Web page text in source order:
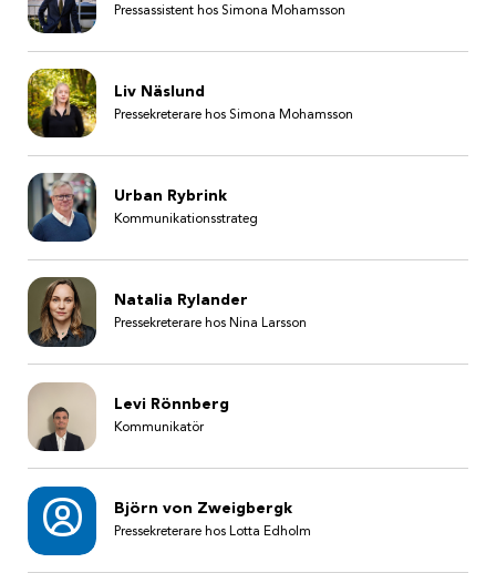
Pressassistent hos Simona Mohamsson
Liv Näslund
Pressekreterare hos Simona Mohamsson
Urban Rybrink
Kommunikationsstrateg
Natalia Rylander
Pressekreterare hos Nina Larsson
Levi Rönnberg
Kommunikatör
Björn von Zweigbergk
Pressekreterare hos Lotta Edholm